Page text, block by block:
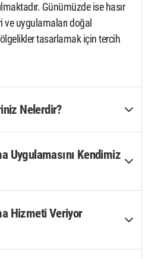
Günümüzde ise hasır
ve uygulamaları doğal
tasarlamak için tercih
Nelerdir?
Uygulamasını Kendimiz
Hizmeti Veriyor